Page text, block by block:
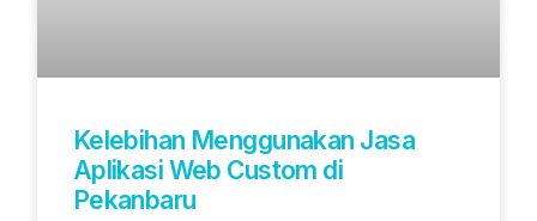
Kelebihan Menggunakan Jasa
Aplikasi Web Custom di
Pekanbaru